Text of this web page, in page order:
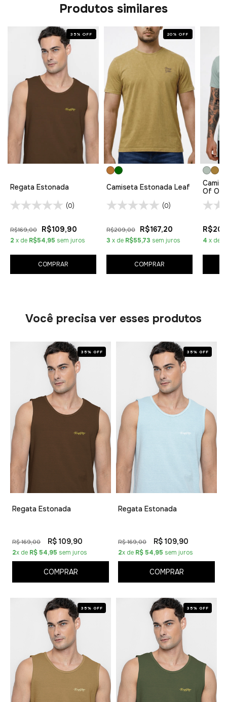
Produtos similares
35 %OFF
Regata Estonada
(0)
R$169,00 R$109,90
2 x de R$54,95 sem juros
COMPRAR
20 %OFF
Camiseta Estonada Leaf
(0)
R$209,00 R$167,20
3 x de R$55,73 sem juros
COMPRAR
Of
4 x de
Você precisa ver esses produtos
35% OFF
Regata Estonada
R$ 169,00 R$ 109,90
2x de R$ 54,95 sem juros
COMPRAR
35% OFF
Regata Estonada
R$ 169,00 R$ 109,90
2x de R$ 54,95 sem juros
COMPRAR
35% OFF 35% OFF